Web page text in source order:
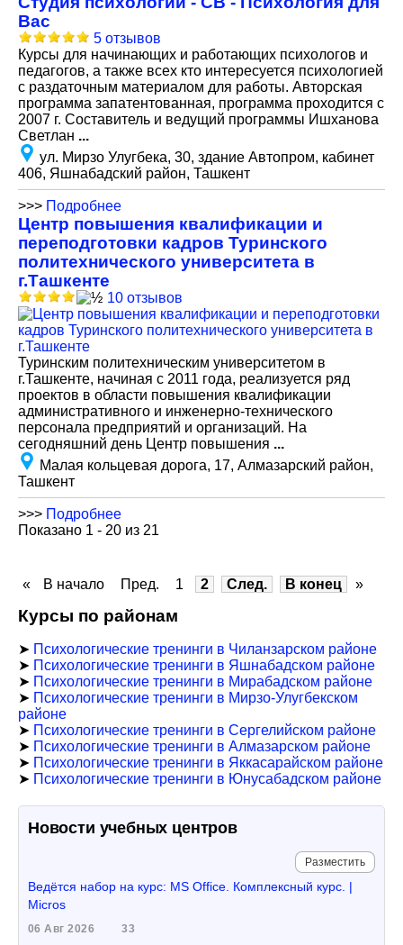
Вас
5 отзывов
Курсы для начинающих и работающих психологов и
педагогов, а также всех кто интересуется психологией
с раздаточным материалом для работы. Авторская
программа запатентованная, программа проходится с
2007 г. Составитель и ведущий программы Ишханова
Светлан ...
ул. Мирзо Улугбека, 30, здание Автопром, кабинет
406, Яшнабадский район, Ташкент
>>> Подробнее
Центр повышения квалификации и
переподготовки кадров Туринского
политехнического университета в
г.Ташкенте
10 отзывов
Туринским политехническим университетом в
г.Ташкенте, начиная с 2011 года, реализуется ряд
проектов в области повышения квалификации
административного и инженерно-технического
персонала предприятий и организаций. На
сегодняшний день Центр повышения ...
Малая кольцевая дорога, 17, Алмазарский район,
Ташкент
>>> Подробнее
Показано 1 - 20 из 21
« В начало Пред. 1 2 След. В конец »
Курсы по районам
➤ Психологические тренинги в Чиланзарском районе
➤ Психологические тренинги в Яшнабадском районе
➤ Психологические тренинги в Мирабадском районе
➤ Психологические тренинги в Мирзо-Улугбекском
районе
➤ Психологические тренинги в Сергелийском районе
➤ Психологические тренинги в Алмазарском районе
➤ Психологические тренинги в Яккасарайском районе
➤ Психологические тренинги в Юнусабадском районе
Новости учебных центров
Разместить
Ведётся набор на курс: MS Office. Комплексный курс. |
Micros
06 Авг 2026 33